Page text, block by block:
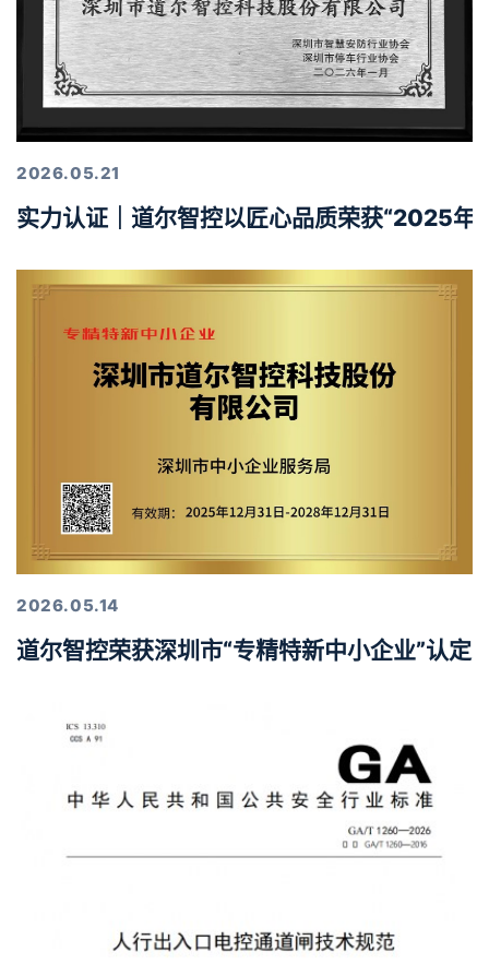
2026.05.21
实力认证｜道尔智控以匠心品质荣获“2025年
2026.05.14
道尔智控荣获深圳市“专精特新中小企业”认定